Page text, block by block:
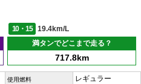
10・15
19.4km/L
満タンでどこまで走る？
717.8km
使用燃料
レギュラー